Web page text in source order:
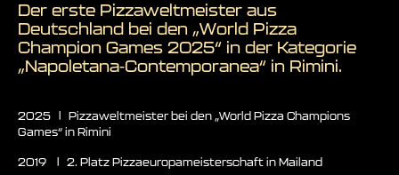
Der erste Pizzaweltmeister aus
Deutschland bei den „World Pizza
Champion Games 2025“ in der Kategorie
„Napoletana-Contemporanea“ in Rimini.
2025 | Pizzaweltmeister bei den „World Pizza Champions
Games“ in Rimini
2019 | 2. Platz Pizzaeuropameisterschaft in Mailand